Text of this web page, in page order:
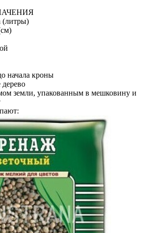
(литры)
начала кроны
дерево
земли, упакованным в мешковину и